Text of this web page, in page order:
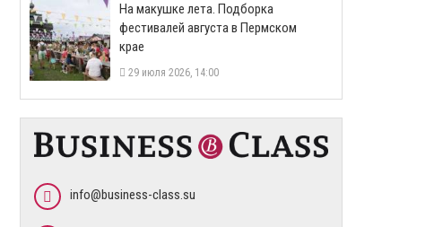
На макушке лета. Подборка
фестивалей августа в Пермском
крае
29 июля 2026, 14:00
info@business-class.su